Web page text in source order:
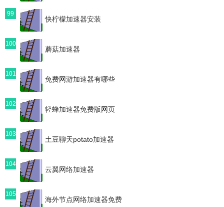
99
快柠檬加速器安装
100
蘑菇加速器
101
免费网游加速器有哪些
102
轻蜂加速器免费版网页
103
土豆聊天potato加速器
104
云翼网络加速器
105
海外节点网络加速器免费